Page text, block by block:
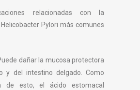
relacionadas con la
Pylori más comunes
dañar la mucosa protectora
y del intestino delgado. Como
de esto, el ácido estomacal